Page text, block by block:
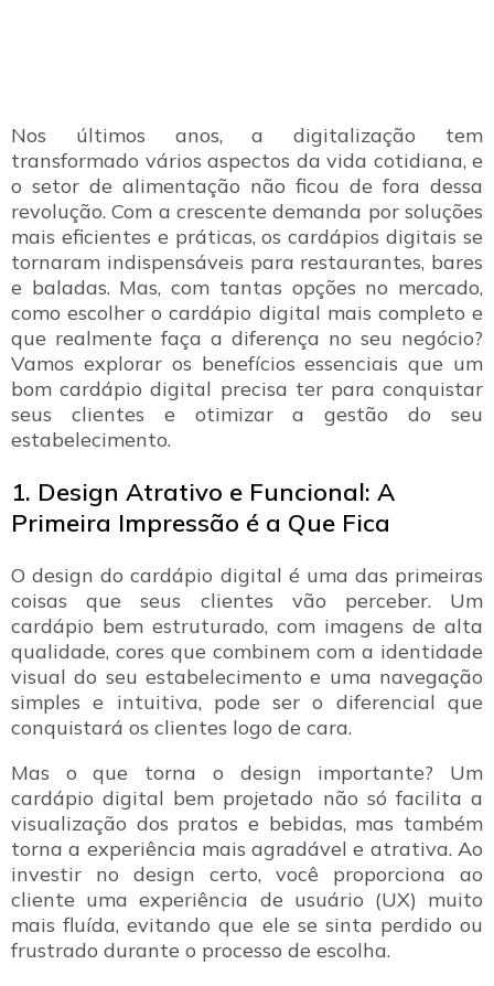
Nos últimos anos, a digitalização tem
transformado vários aspectos da vida cotidiana, e
o setor de alimentação não ficou de fora dessa
revolução. Com a crescente demanda por soluções
mais eficientes e práticas, os cardápios digitais se
tornaram indispensáveis para restaurantes, bares
e baladas. Mas, com tantas opções no mercado,
como escolher o cardápio digital mais completo e
que realmente faça a diferença no seu negócio?
Vamos explorar os benefícios essenciais que um
bom cardápio digital precisa ter para conquistar
seus clientes e otimizar a gestão do seu
estabelecimento.
1. Design Atrativo e Funcional: A
Primeira Impressão é a Que Fica
O design do cardápio digital é uma das primeiras
coisas que seus clientes vão perceber. Um
cardápio bem estruturado, com imagens de alta
qualidade, cores que combinem com a identidade
visual do seu estabelecimento e uma navegação
simples e intuitiva, pode ser o diferencial que
conquistará os clientes logo de cara.
Mas o que torna o design importante? Um
cardápio digital bem projetado não só facilita a
visualização dos pratos e bebidas, mas também
torna a experiência mais agradável e atrativa. Ao
investir no design certo, você proporciona ao
cliente uma experiência de usuário (UX) muito
mais fluída, evitando que ele se sinta perdido ou
frustrado durante o processo de escolha.